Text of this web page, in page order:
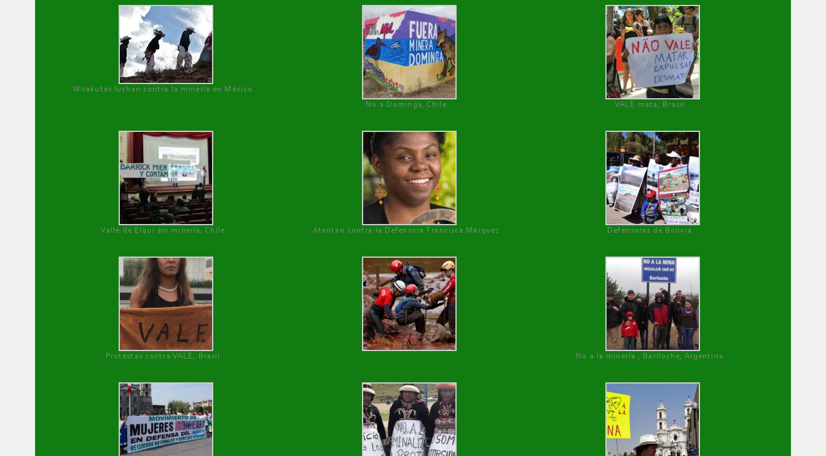
Wirakutas luchan contra la minería en México
No a Dominga, Chile
VALE mata, Brasil
Valle de Elqui sin minería. Chile Atentan contra la Defensora Francisca Márquez Defensoras de Bolivia
Protestas contra VALE, Brasil No a la minería , Bariloche, Argentina